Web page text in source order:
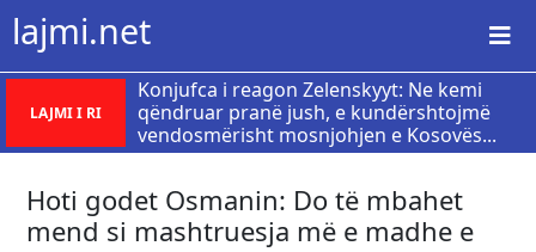
lajmi.net
LAJMI I RI
Konjufca i reagon Zelenskyyt: Ne kemi
qëndruar pranë jush, e kundërshtojmë
vendosmërisht mosnjohjen e Kosovës...
Hoti godet Osmanin: Do të mbahet
mend si mashtruesja më e madhe e